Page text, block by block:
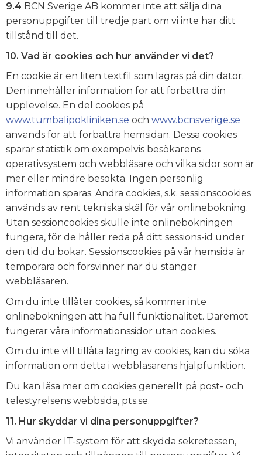
9.4 BCN Sverige AB kommer inte att sälja dina
personuppgifter till tredje part om vi inte har ditt
tillstånd till det.
10. Vad är cookies och hur använder vi det?
En cookie är en liten textfil som lagras på din dator.
Den innehåller information för att förbättra din
upplevelse. En del cookies på
www.tumbalipokliniken.se och www.bcnsverige.se
används för att förbättra hemsidan. Dessa cookies
sparar statistik om exempelvis besökarens
operativsystem och webbläsare och vilka sidor som är
mer eller mindre besökta. Ingen personlig
information sparas. Andra cookies, s.k. sessionscookies
används av rent tekniska skäl för vår onlinebokning.
Utan sessioncookies skulle inte onlinebokningen
fungera, för de håller reda på ditt sessions-id under
den tid du bokar. Sessionscookies på vår hemsida är
temporära och försvinner när du stänger
webbläsaren.
Om du inte tillåter cookies, så kommer inte
onlinebokningen att ha full funktionalitet. Däremot
fungerar våra informationssidor utan cookies.
Om du inte vill tillåta lagring av cookies, kan du söka
information om detta i webbläsarens hjälpfunktion.
Du kan läsa mer om cookies generellt på post- och
telestyrelsens webbsida, pts.se.
11. Hur skyddar vi dina personuppgifter?
Vi använder IT-system för att skydda sekretessen,